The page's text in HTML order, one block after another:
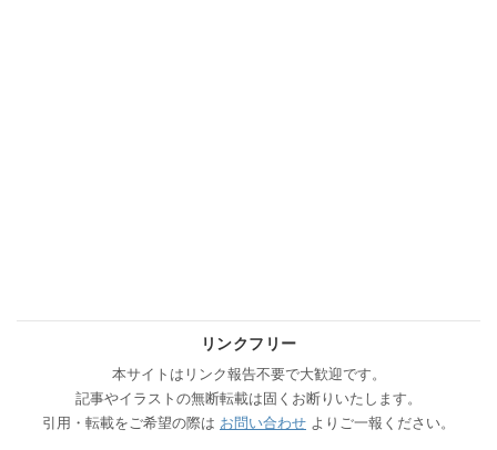
リンクフリー
本サイトはリンク報告不要で大歓迎です。
記事やイラストの無断転載は固くお断りいたします。
引用・転載をご希望の際は お問い合わせ よりご一報ください。